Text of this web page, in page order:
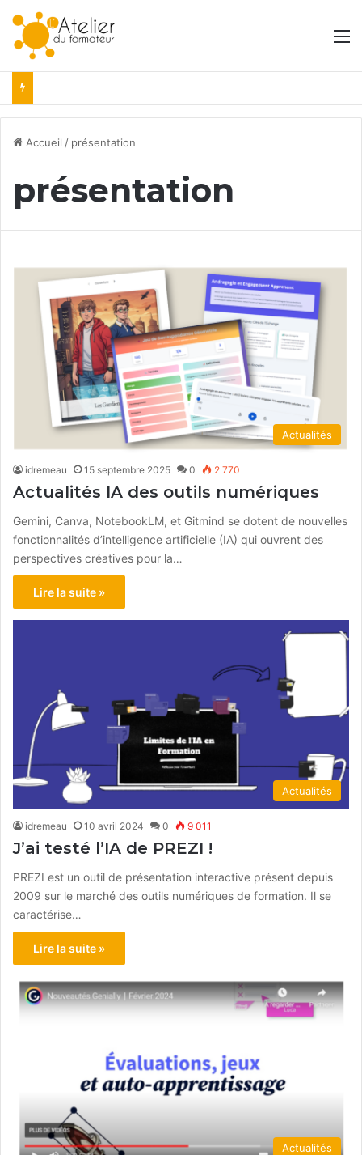
Accueil / présentation
présentation
Actualités
idremeau 15 septembre 2025 0 2 770
Actualités IA des outils numériques
Gemini, Canva, NotebookLM, et Gitmind se dotent de nouvelles
fonctionnalités d’intelligence artificielle (IA) qui ouvrent des
perspectives créatives pour la…
Lire la suite »
Actualités
idremeau 10 avril 2024 0 9 011
J’ai testé l’IA de PREZI !
PREZI est un outil de présentation interactive présent depuis
2009 sur le marché des outils numériques de formation. Il se
caractérise…
Lire la suite »
Actualités